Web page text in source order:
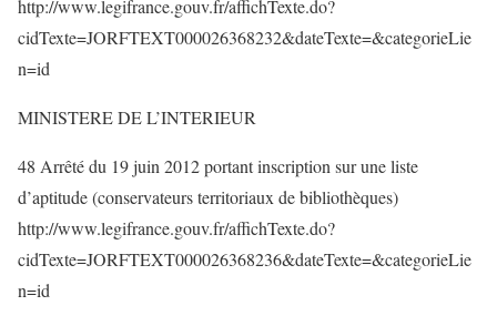
http://www.legifrance.gouv.fr/affichTexte.do?
cidTexte=JORFTEXT000026368232&dateTexte=&categorieLie
n=id
MINISTERE DE L’INTERIEUR
48 Arrêté du 19 juin 2012 portant inscription sur une liste
d’aptitude (conservateurs territoriaux de bibliothèques)
http://www.legifrance.gouv.fr/affichTexte.do?
cidTexte=JORFTEXT000026368236&dateTexte=&categorieLie
n=id